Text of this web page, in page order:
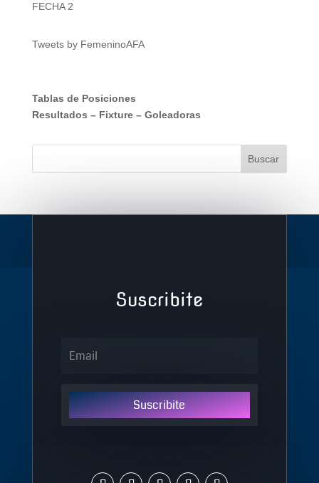
FECHA 2
Tweets by FemeninoAFA
Tablas de Posiciones
Resultados – Fixture– Goleadoras
Suscribite
Suscribite